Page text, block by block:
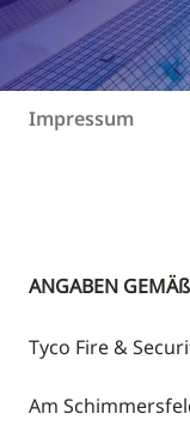
Impressum
ANGABEN
Tyco Fire &
Am